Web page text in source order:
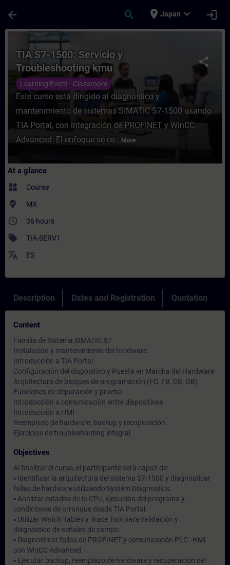
arrow_back search place Japan expand_more login
Course - TIA S7-1500: Servicio y
share
TIA S7-1500: Servicio y
Troubleshooting kmu
Learning Event - Classroom
Este curso está dirigido al diagnóstico y
mantenimiento de sistemas SIMATIC S7-1500 usando
TIA Portal, con integración de PROFINET y WinCC
Advanced. El enfoque se ce... More
At a glance
widgets Course
where_to_vote MX
access_time 36 hours
sell TIA-SERV1
translate ES
Description Dates and Registration Quotation
Content
Familia de Sistema SIMATIC S7
Instalación y mantenimiento del hardware
Introducción a TIA Portal
Configuración del dispositivo y Puesta en Marcha del Hardware
Arquitectura de bloques de programación (FC, FB, DB, OB)
Funciones de depuración y prueba
Introducción a comunicación entre dispositivos
Introducción a HMI
Reemplazo de hardware, backup y recuperación
Ejercicios de troubleshooting integral
Objectives
Al finalizar el curso, el participante será capaz de:
▪ Identificar la arquitectura del sistema S7-1500 y diagnosticar
fallas de hardware utilizando System Diagnostics.
▪ Analizar estados de la CPU, ejecución del programa y
condiciones de arranque desde TIA Portal.
▪ Utilizar Watch Tables y Trace Tool para validación y
diagnóstico de señales de campo.
▪ Diagnosticar fallas de PROFINET y comunicación PLC–HMI
con WinCC Advanced.
▪ Ejecutar backup, reemplazo de hardware y recuperación del